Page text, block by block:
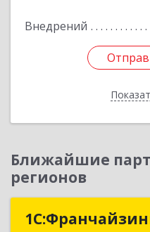
Внедрений
Ближайшие
регионов